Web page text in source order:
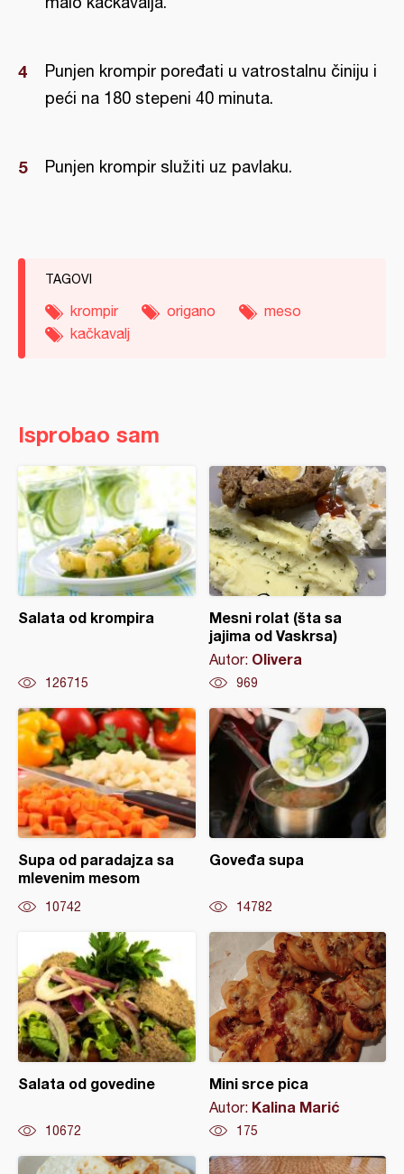
Punjen krompir poređati u vatrostalnu činiju i
peći na 180 stepeni 40 minuta.
Punjen krompir služiti uz pavlaku.
TAGOVI
krompir origano
meso
kačkavalj
Isprobao sam
Salata od krompira
126715
Mesni rolat (šta sa
jajima od Vaskrsa)
Autor: Olivera
969
Supa od paradajza sa
mlevenim mesom
10742
Goveđa supa
14782
Salata od govedine
10672
Mini srce pica
Autor: Kalina Marić
175